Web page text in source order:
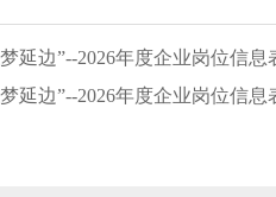
延边”--2026年度企业岗位信
延边”--2026年度企业岗位信